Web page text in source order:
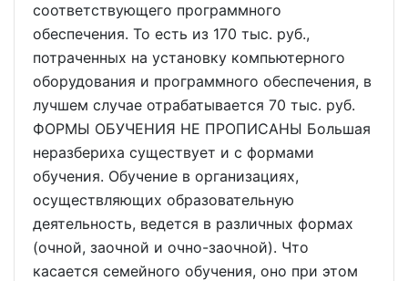
соответствующего программного
обеспечения. То есть из 170 тыс. руб.,
потраченных на установку компьютерного
оборудования и программного обеспечения, в
лучшем случае отрабатывается 70 тыс. руб.
ФОРМЫ ОБУЧЕНИЯ НЕ ПРОПИСАНЫ Большая
неразбериха существует и с формами
обучения. Обучение в организациях,
осуществляющих образовательную
деятельность, ведется в различных формах
(очной, заочной и очно-заочной). Что
касается семейного обучения, оно при этом